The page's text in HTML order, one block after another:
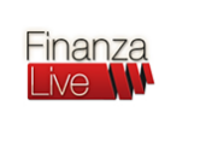
contenuto